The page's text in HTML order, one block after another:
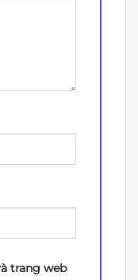
trang web